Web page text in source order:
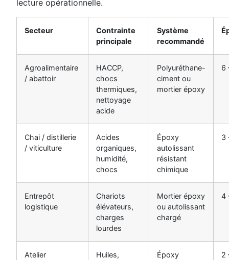
lecture opérationnelle.
Secteur
Contrainte
principale
Système
recommandé
Agroalimentaire
/ abattoir
HACCP,
chocs
thermiques,
nettoyage
acide
Polyuréthane-
ciment ou
mortier époxy
6
Chai / distillerie
/ viticulture
Acides
organiques,
humidité,
chocs
Époxy
autolissant
résistant
chimique
3
Entrepôt
logistique
Chariots
élévateurs,
charges
lourdes
Mortier époxy
ou autolissant
chargé
4
Atelier
Huiles,
Époxy
2